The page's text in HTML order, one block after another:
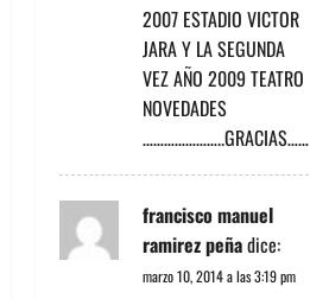
2007 ESTADIO VICTOR
JARA Y LA SEGUNDA
VEZ AÑO 2009 TEATRO
NOVEDADES
…………………..GRACIAS……
francisco manuel
ramirez peñadice:
marzo 10, 2014 a las 3:19 pm